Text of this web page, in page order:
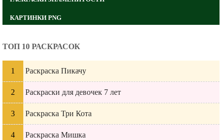
КАРТИНКИ PNG
ТОП 10 РАСКРАСОК
Раскраска Пикачу
Раскраски для девочек 7 лет
Раскраска Три Кота
Раскраска Мишка